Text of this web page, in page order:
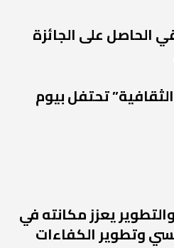
الحاصل على الجائزة
تحتفل بيوم
يعزز مكانته في
وتطوير الكفاءات